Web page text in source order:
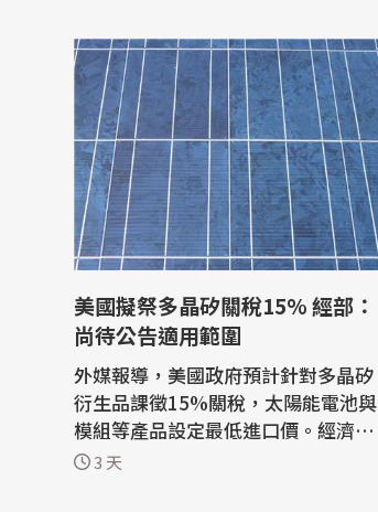
美國擬祭多晶矽關稅15% 經部：
尚待公告適用範圍
外媒報導，美國政府預計針對多晶矽
衍生品課徵15%關稅，太陽能電池與
模組等產品設定最低進口價。經濟部
今天(6日)回應表示，目前美方尚未公
3 天